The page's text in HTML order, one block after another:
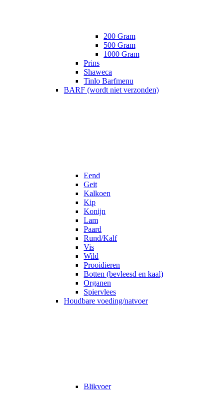
200 Gram
500 Gram
1000 Gram
Prins
Shaweca
Tinlo Barfmenu
BARF (wordt niet verzonden)
Eend
Geit
Kalkoen
Kip
Konijn
Lam
Paard
Rund/Kalf
Vis
Wild
Prooidieren
Botten (bevleesd en kaal)
Organen
Spiervlees
Houdbare voeding/natvoer
Blikvoer